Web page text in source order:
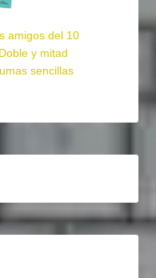
amigos del 10
y mitad
sencillas